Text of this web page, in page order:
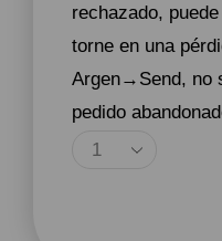
rechazado,
torne en una
Argen→Send, no
pedido